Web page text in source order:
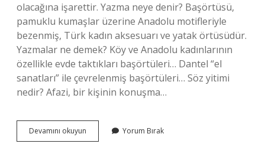
olacağına işarettir. Yazma neye denir? Başörtüsü,
pamuklu kumaşlar üzerine Anadolu motifleriyle
bezenmiş, Türk kadın aksesuarı ve yatak örtüsüdür.
Yazmalar ne demek? Köy ve Anadolu kadınlarının
özellikle evde taktıkları başörtüleri… Dantel “el
sanatları” ile çevrelenmiş başörtüleri… Söz yitimi
nedir? Afazi, bir kişinin konuşma…
Devamını okuyun
Yitimi
Yorum Bırak